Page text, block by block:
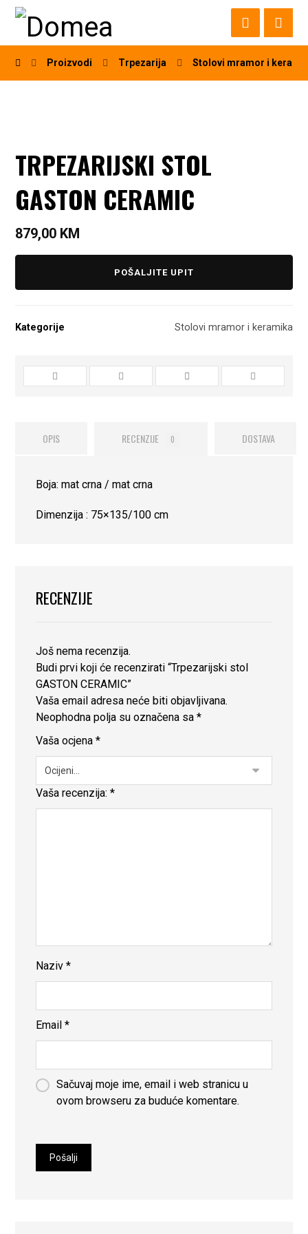
Proizvodi Trpezarija Stolovi mramor i
TRPEZARIJSKI STOL
GASTON CERAMIC
879,00 KM
POŠALJITE UPIT
Kategorije Stolovi mramor i keramika
OPIS RECENZIJE 0 DOSTAVA
Boja: mat crna / mat crna
Dimenzija : 75×135/100 cm
RECENZIJE
Još nema recenzija.
Budi prvi koji će recenzirati “Trpezarijski stol
GASTON CERAMIC”
Vaša email adresa neće biti objavljivana.
Neophodna polja su označena sa*
Vaša ocjena*
Vaša recenzija:*
Naziv*
Email*
Sačuvaj moje ime, email i web stranicu u
ovom browseru za buduće komentare.